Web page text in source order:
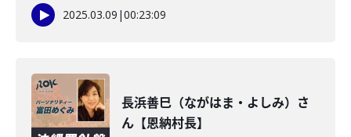
2025.03.09 |00:23:09
長浜善巳（ながはま・よしみ）さ
ん【恩納村長】